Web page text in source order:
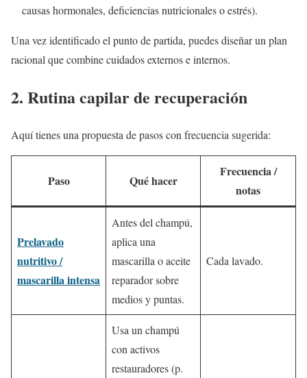
causas hormonales, deficiencias nutricionales o estrés).
Una vez identificado el punto de partida, puedes diseñar un plan
racional que combine cuidados externos e internos.
2. Rutina capilar de recuperación
Aquí tienes una propuesta de pasos con frecuencia sugerida:
Paso Qué hacer
Frecuencia /
notas
Prelavado
nutritivo /
mascarilla intensa
Antes del champú,
aplica una
mascarilla o aceite
reparador sobre
medios y puntas.
Cada lavado.
Usa un champú
con activos
restauradores (p.